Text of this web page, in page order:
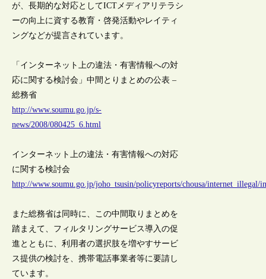
が、長期的な対応としてICTメディアリテラシ
ーの向上に資する教育・啓発活動やレイティ
ングなどが提言されています。
「インターネット上の違法・有害情報への対
応に関する検討会」中間とりまとめの公表 –
総務省
http://www.soumu.go.jp/s-
news/2008/080425_6.html
インターネット上の違法・有害情報への対応
に関する検討会
http://www.soumu.go.jp/joho_tsusin/policyreports/chousa/internet_illegal/
また総務省は同時に、この中間取りまとめを
踏まえて、フィルタリングサービス導入の促
進とともに、利用者の選択肢を増やすサービ
ス提供の検討を、携帯電話事業者等に要請し
ています。